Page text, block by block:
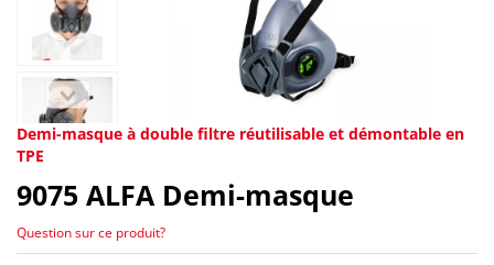
Demi-masque à double filtre réutilisable et démontable en
TPE
9075 ALFA Demi-masque
Question sur ce produit?